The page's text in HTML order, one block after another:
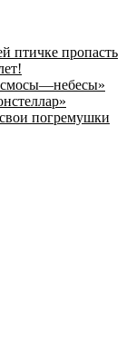
птичке пропасть
погремушки